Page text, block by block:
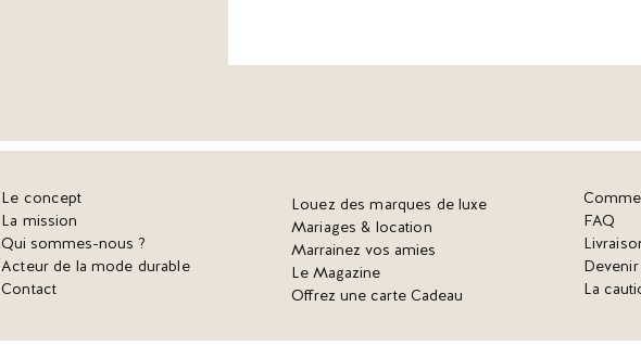
Le concept
La mission
Qui sommes-nous ?
Acteur de la mode durable
Contact
Louez des marques de luxe
Mariages & location
Marrainez vos amies
Le Magazine
Offrez une carte Cadeau
FAQ
La